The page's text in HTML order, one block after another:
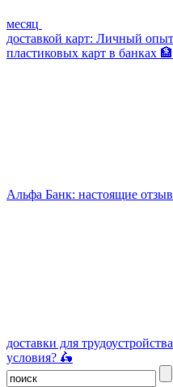
месяц
доставкой карт: Личный
пластиковых карт в банках 🏦
Альфа Банк: настоящие
доставки для
условия? 🛵